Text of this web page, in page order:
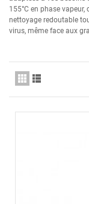
155°C en phase
nettoyage redoutable
virus, même face aux